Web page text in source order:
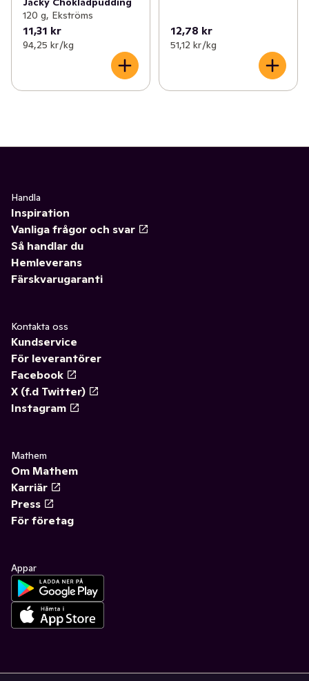
120 g, Ekströms
11,31 kr
94,25 kr /kg
12,78 kr
51,12 kr /kg
Handla
Inspiration
Vanliga frågor och svar
Så handlar du
Hemleverans
Färskvarugaranti
Kontakta oss
Kundservice
För leverantörer
Facebook
X (f.d Twitter)
Instagram
Mathem
Om Mathem
Karriär
Press
För företag
Appar